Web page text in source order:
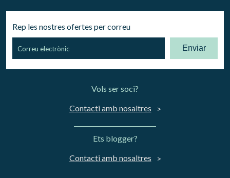
Rep les nostres ofertes per correu
Enviar
Vols ser soci?
Contacti amb nosaltres
Ets blogger?
Contacti amb nosaltres